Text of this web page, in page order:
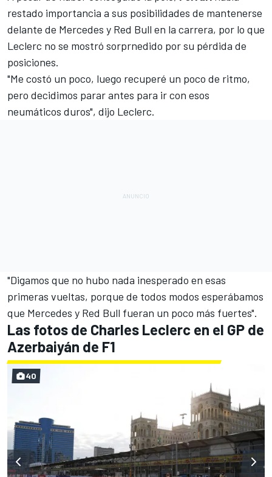
restado importancia a sus posibilidades de mantenerse
delante de Mercedes y Red Bull en la carrera, por lo que
Leclerc no se mostró sorprnedido por su pérdida de
posiciones.
"Me costó un poco, luego recuperé un poco de ritmo,
pero decidimos parar antes para ir con esos
neumáticos duros", dijo Leclerc.
"Digamos que no hubo nada inesperado en esas
primeras vueltas, porque de todos modos esperábamos
que Mercedes y Red Bull fueran un poco más fuertes".
Las fotos de Charles Leclerc en el GP de
Azerbaiyán de F1
40